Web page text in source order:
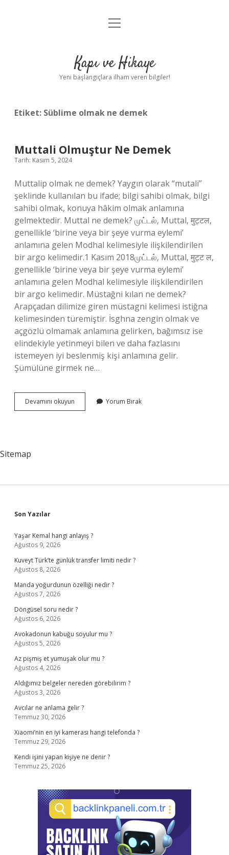
Anasayfa
Yasal Uyarı
menüyü
Kapı ve Hikaye
Yeni başlangıçlara ilham veren bilgiler!
Etiket: Süblime olmak ne demek
Muttali Olmuştur Ne Demek
Tarih: Kasım 5, 2024
Muttalip olmak ne demek? Yaygın olarak “mutali”
şeklinde kullanılan bu ifade; bilgi sahibi olmak, bilgi
sahibi olmak, konuya hâkim olmak anlamına
gelmektedir. Muttal ne demek? முட்டல், Muttal, मुट्टल,
genellikle ‘birine veya bir şeye vurma eylemi’
anlamına gelen Modhal kelimesiyle ilişkilendirilen
bir argo kelimedir.1 Kasım 2018முட்டல், Muttal, मुट्ट ल,
genellikle ‘birine veya bir şeye vurma eylemi’
anlamına gelen Modhal kelimesiyle ilişkilendirilen
bir argo kelimedir. Müstağni kılan ne demek?
Arapçadan dilimize giren müstagni kelimesi istiğna
kelimesinden türemiştir. İsghna zengin olmak ve
açgözlü olmamak anlamına gelirken, bağımsız ise
elindekiyle yetinmeyi bilen ve daha fazlasını
istemeyen iyi beslenmiş kişi anlamına gelir.
Şümülüne girmek ne…
Devamını okuyun
Olmuştur
Yorum Bırak
Sitemap
Sidebar
Son Yazılar
Yaşar Kemal hangi anlayış ?
Ağustos 9, 2026
Kuveyt Türk’te günlük transfer limiti nedir ?
Ağustos 8, 2026
Manda yoğurdunun özelliği nedir ?
Ağustos 7, 2026
Döngüsel soru nedir ?
Ağustos 6, 2026
Avokadonun kabuğu soyulur mu ?
Ağustos 5, 2026
Az pişmiş et yumuşak olur mu ?
Ağustos 4, 2026
Aldığımız belgeler nereden görebilirim ?
Ağustos 3, 2026
Avcılar ne anlama gelir ?
Temmuz 30, 2026
Xiaomi’nin en iyi kamerası hangi telefonda ?
Temmuz 29, 2026
Kendi işini yapan kişiye ne denir ?
Temmuz 25, 2026